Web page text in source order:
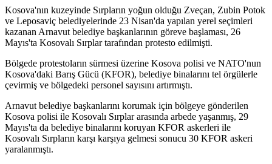
Kosova'nın kuzeyinde Sırpların yoğun olduğu Zveçan, Zubin Potok
ve Leposaviç belediyelerinde 23 Nisan'da yapılan yerel seçimleri
kazanan Arnavut belediye başkanlarının göreve başlaması, 26
Mayıs'ta Kosovalı Sırplar tarafından protesto edilmişti.
Bölgede protestoların sürmesi üzerine Kosova polisi ve NATO'nun
Kosova'daki Barış Gücü (KFOR), belediye binalarını tel örgülerle
çevirmiş ve bölgedeki personel sayısını artırmıştı.
Arnavut belediye başkanlarını korumak için bölgeye gönderilen
Kosova polisi ile Kosovalı Sırplar arasında arbede yaşanmış, 29
Mayıs'ta da belediye binalarını koruyan KFOR askerleri ile
Kosovalı Sırpların karşı karşıya gelmesi sonucu 30 KFOR askeri
yaralanmıştı.